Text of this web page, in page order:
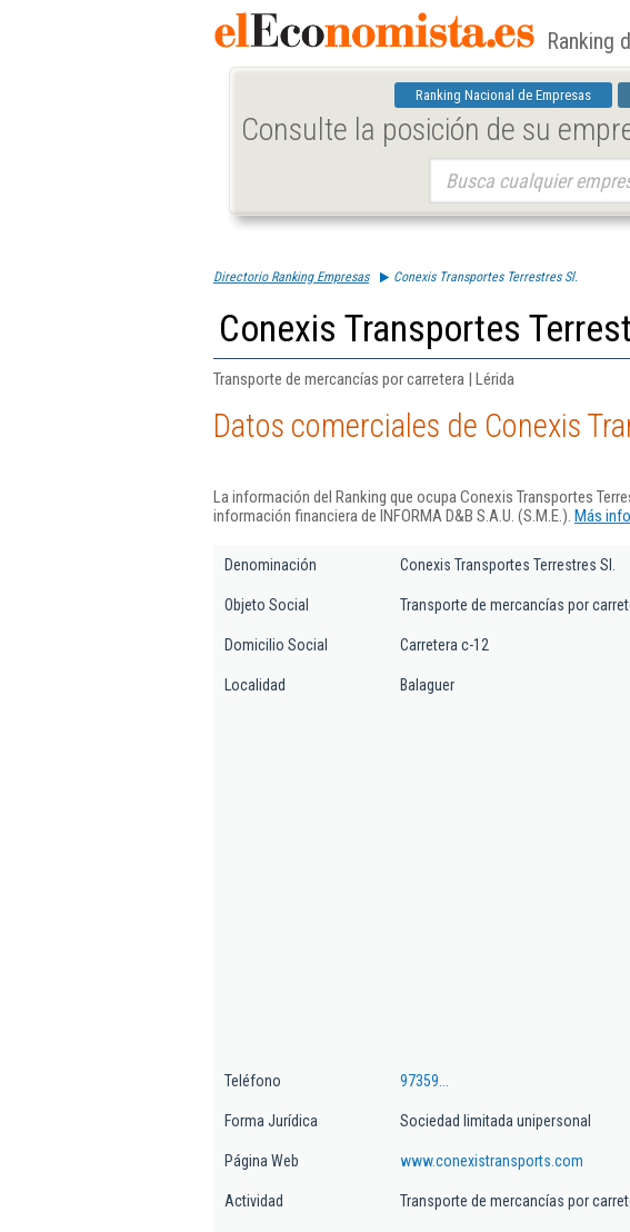
Ranking
Ranking Nacional de Empresas
Consulte la posición de su
Directorio Ranking Empresas Conexis Transportes Terrestres Sl.
Conexis Transportes
Transporte de mercancías por carretera | Lérida
Datos comerciales de Conexis
La información del Ranking que ocupa Conexis Transportes
información financiera de INFORMA D&B S.A.U. (S.M.E.). Más
Denominación Conexis Transportes Terrestres Sl.
Objeto Social Transporte de mercancías por
Domicilio Social Carretera c-12
Localidad Balaguer
Teléfono 97359...
Forma Jurídica Sociedad limitada unipersonal
Página Web www.conexistransports.com
Actividad Transporte de mercancías por